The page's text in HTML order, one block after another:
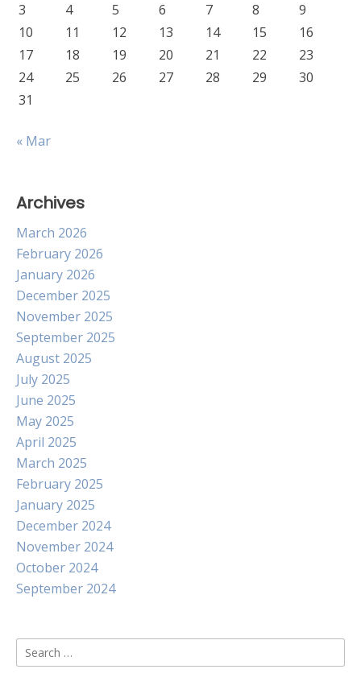
3
4 5 6 7 8
9
10
11 12 13 14 15
16
17
18 19 20 21 22
23
24
25 26 27 28 29
30
31
« Mar
Archives
March 2026
February 2026
January 2026
December 2025
November 2025
September 2025
August 2025
July 2025
June 2025
May 2025
April 2025
March 2025
February 2025
January 2025
December 2024
November 2024
October 2024
September 2024
Search
for: